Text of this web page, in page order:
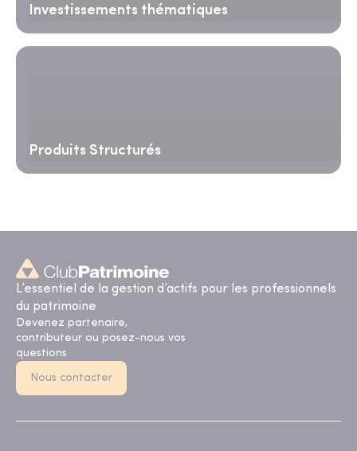
Investissements thématiques
Produits Structurés
L’essentiel de la gestion d’actifs pour les professionnels
du patrimoine
Devenez partenaire,
contributeur ou posez-nous vos
questions
Nous contacter